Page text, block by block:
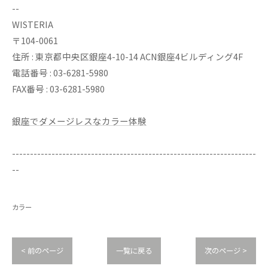
--
WISTERIA
〒104-0061
住所 : 東京都中央区銀座4-10-14 ACN銀座4ビルディング4F
電話番号 : 03-6281-5980
FAX番号 : 03-6281-5980
銀座でダメージレスなカラー体験
--------------------------------------------------------------------
--
カラー
< 前のページ 一覧に戻る 次のページ >